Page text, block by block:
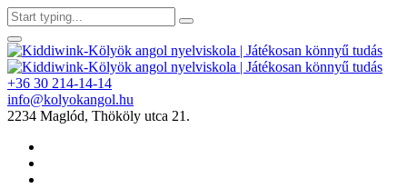
+36 30 214-14-14
info@kolyokangol.hu
2234 Maglód, Thököly utca 21.